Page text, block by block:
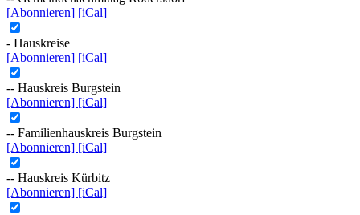
[Abonnieren] [iCal]
- Hauskreise
[Abonnieren] [iCal]
-- Hauskreis Burgstein
[Abonnieren] [iCal]
-- Familienhauskreis Burgstein
[Abonnieren] [iCal]
-- Hauskreis Kürbitz
[Abonnieren] [iCal]